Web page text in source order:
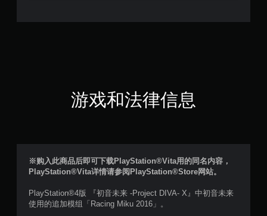
（
，
游戏和法律信息
※购入此商品后即可下载PlayStation®Vita用的同名内容，
PlayStation®Vita详情请参阅PlayStation®Store网站。
PlayStation®4版 『初音未来 -Project DIVA- X』中初音未来
使用的追加模组「Racing Miku 2016」。